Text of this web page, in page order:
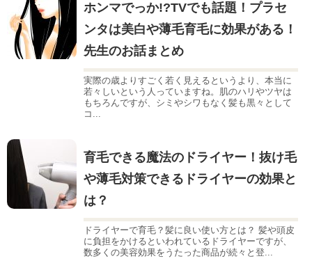
ホンマでっか!?TVでも話題！プラセ
ンタは美白や薄毛育毛に効果がある！
先生のお話まとめ
実際の歳よりすごく若く見えるというより、本当に
若々しいという人っていますね。肌のハリやツヤは
もちろんですが、シミやシワもなく髪も黒々として
コ...
育毛できる魔法のドライヤー！抜け毛
や薄毛対策できるドライヤーの効果と
は？
ドライヤーで育毛？髪に良い使い方とは？ 髪や頭皮
に負担をかけるといわれているドライヤーですが、
数多くの美容効果をうたった商品が続々と登...